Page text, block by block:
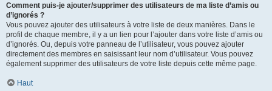
Comment puis-je ajouter/supprimer des utilisateurs de ma liste d’amis ou
d’ignorés ?
Vous pouvez ajouter des utilisateurs à votre liste de deux manières. Dans le
profil de chaque membre, il y a un lien pour l’ajouter dans votre liste d’amis ou
d’ignorés. Ou, depuis votre panneau de l’utilisateur, vous pouvez ajouter
directement des membres en saisissant leur nom d’utilisateur. Vous pouvez
également supprimer des utilisateurs de votre liste depuis cette même page.
Haut